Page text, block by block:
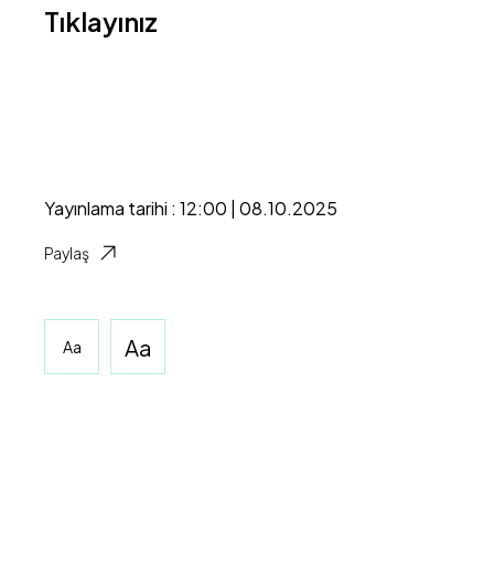
Tıklayınız
Yayınlama tarihi : 12:00 | 08.10.2025
Paylaş
Aa Aa